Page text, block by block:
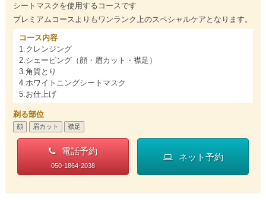
シートマスクを使用するコースです
プレミアムコースよりもワンランク上のスペシャルケアとなります。
コース内容
1.クレンジング
2.シェービング（顔・眉カット・襟足）
3.角質とり
4.ホワイトニングシートマスク
5.お仕上げ
剃る部位
顔 眉カット 襟足
電話予約
050-1864-2038
ネット予約